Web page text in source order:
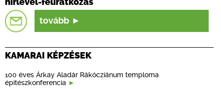
tovább
KAMARAI KÉPZÉSEK
100 éves Árkay Aladár Rákócziánum temploma
építészkonferencia